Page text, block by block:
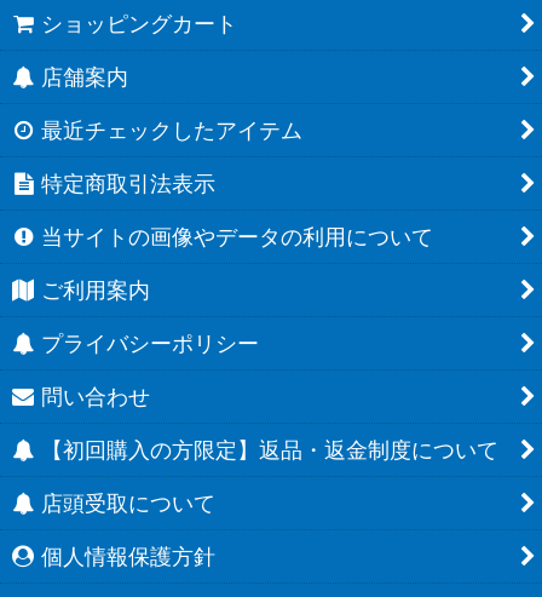
ショッピングカート
店舗案内
最近チェックしたアイテム
特定商取引法表示
当サイトの画像やデータの利用について
ご利用案内
プライバシーポリシー
問い合わせ
【初回購入の方限定】返品・返金制度について
店頭受取について
個人情報保護方針